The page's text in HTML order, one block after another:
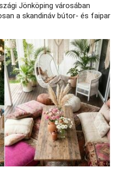
Jönköping városában
a skandináv bútor- és faipar